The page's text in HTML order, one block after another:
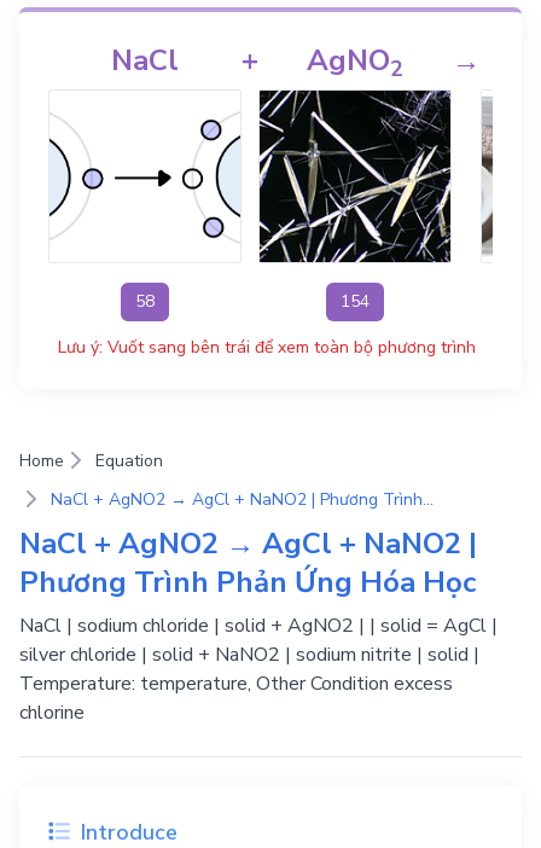
NaCl
58
+ AgNO2
154
→
Lưu ý: Vuốt sang bên trái để xem toàn bộ phương trình
Home
Equation
NaCl + AgNO2 → AgCl + NaNO2 | Phương Trình Phản Ứng Hóa Học
NaCl + AgNO2 → AgCl + NaNO2 |
Phương Trình Phản Ứng Hóa Học
NaCl | sodium chloride | solid + AgNO2 | | solid = AgCl |
silver chloride | solid + NaNO2 | sodium nitrite | solid |
Temperature: temperature, Other Condition excess
chlorine
Introduce